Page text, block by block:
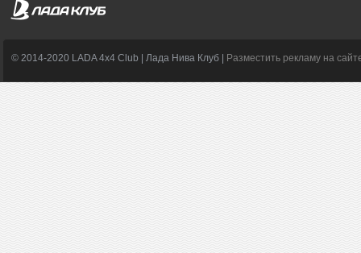
© 2014-2020 LADA 4x4 Club | Лада Нива Клуб | Разместить рекламу на